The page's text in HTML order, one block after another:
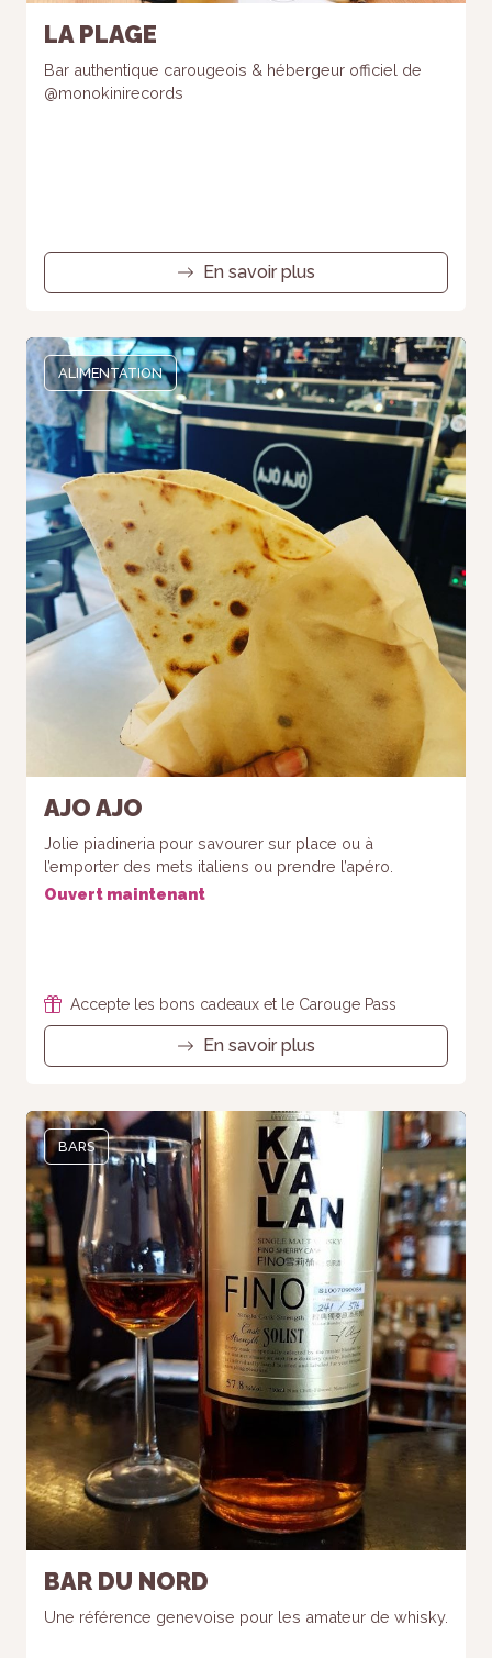
LA PLAGE
Bar authentique carougeois & hébergeur officiel de
@monokinirecords
En savoir plus
ALIMENTATION
AJO AJO
Jolie piadineria pour savourer sur place ou à
l’emporter des mets italiens ou prendre l’apéro.
Ouvert maintenant
Accepte les bons cadeaux et le Carouge Pass
En savoir plus
BARS
BAR DU NORD
Une référence genevoise pour les amateur de whisky.